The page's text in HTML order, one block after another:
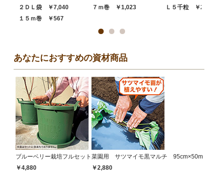
２ＤＬ袋 ￥7,040
１５ｍ巻 ￥567
７ｍ巻 ￥1,023
Ｌ５千粒 ￥
あなたにおすすめの資材商品
ブルーベリー栽培フルセット
￥4,880
菜園用 サツマイモ黒マルチ 95cm×50m
￥2,880